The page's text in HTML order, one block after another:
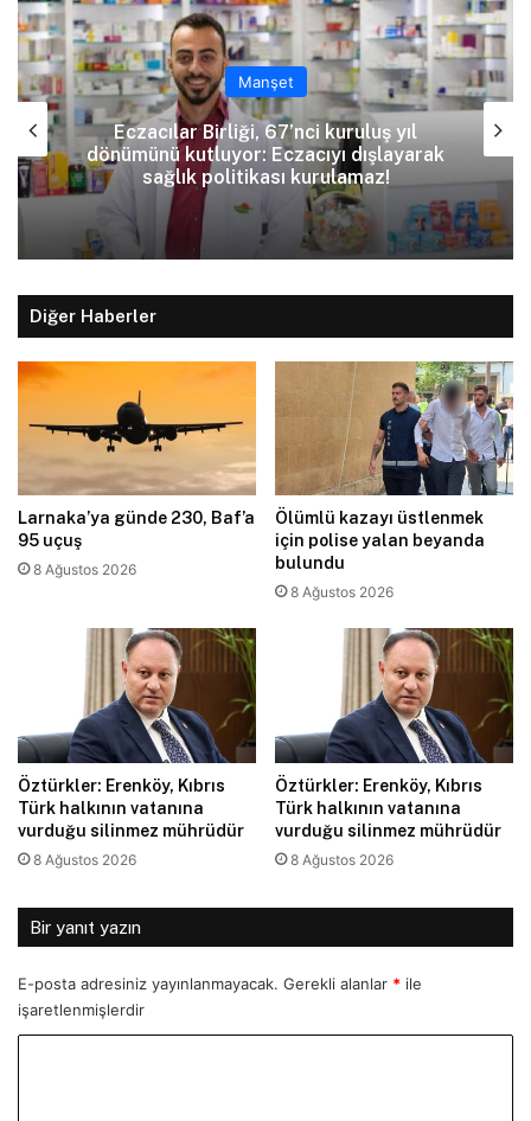
Manşet
Usar İncirli, babası Naci Talat’ın
Erenköy mektuplarını paylaştı
Diğer Haberler
Larnaka’ya günde 230, Baf’a
95 uçuş
8 Ağustos 2026
Ölümlü kazayı üstlenmek
için polise yalan beyanda
bulundu
8 Ağustos 2026
Öztürkler: Erenköy, Kıbrıs
Türk halkının vatanına
vurduğu silinmez mührüdür
8 Ağustos 2026
Öztürkler: Erenköy, Kıbrıs
Türk halkının vatanına
vurduğu silinmez mührüdür
8 Ağustos 2026
Bir yanıt yazın
E-posta adresiniz yayınlanmayacak. Gerekli alanlar * ile
işaretlenmişlerdir